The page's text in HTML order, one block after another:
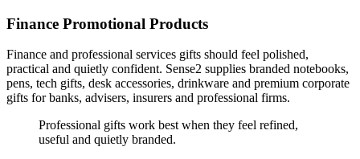
Finance Promotional Products
Finance and professional services gifts should feel polished,
practical and quietly confident. Sense2 supplies branded notebooks,
pens, tech gifts, desk accessories, drinkware and premium corporate
gifts for banks, advisers, insurers and professional firms.
Professional gifts work best when they feel refined,
useful and quietly branded.